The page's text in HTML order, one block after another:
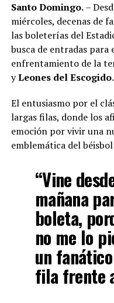
Santo Domingo.–
miércoles, decenas de
las boleterías del
busca de entradas para
enfrentamiento de la
yLeones del Escogido.
El entusiasmo por el
largas filas, donde los
emoción por vivir una
emblemática del
“Vine
mañana
boleta,
no me lo
un
fila frente